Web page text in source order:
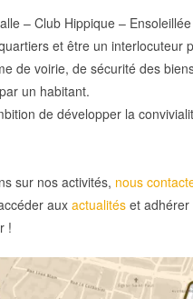
– Club Hippique –
et être un interlocuteur
de voirie, de sécurité des
un habitant.
de développer la
sur nos activités, nous
aux actualités et adhérer
!